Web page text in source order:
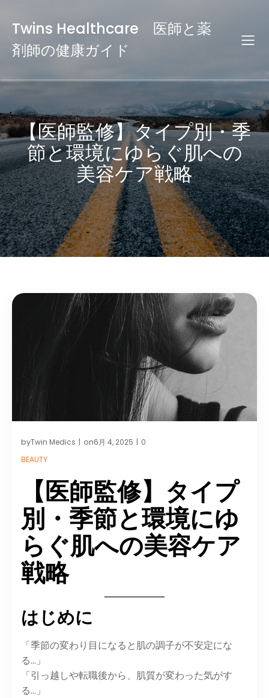
Twins Healthcare 医師と薬
剤師の健康ガイド
【医師監修】タイプ別・季
節と環境にゆらぐ肌への
美容ケア戦略
byTwin Medics | on6月 4, 2025 | 0
BEAUTY
【医師監修】タイプ
別・季節と環境にゆ
らぐ肌への美容ケア
戦略
はじめに
「季節の変わり目になると肌の調子が不安定にな
る…」
「引っ越しや転職後から、肌質が変わった気がす
る…」